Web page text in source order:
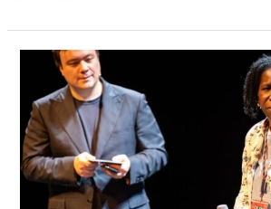
Spreekster
Diversity
computer
science